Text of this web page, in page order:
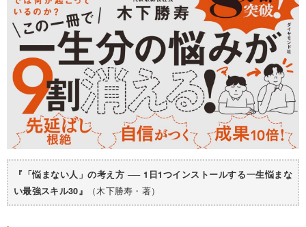
『「悩まない人」の考え方 ── 1日1つインストールする一生悩まな
い最強スキル30』
（木下勝寿・著）